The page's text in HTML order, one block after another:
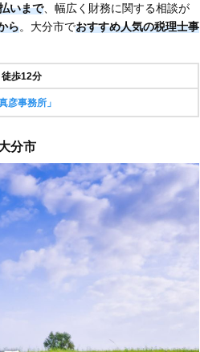
いまで、幅広く財務に関する相談が
ら。大分市でおすすめ人気の税理士事
歩12分
彦事務所」
分市